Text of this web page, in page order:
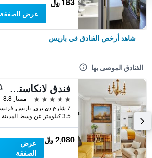
عرض الصفقة
شاهد أرخص الفنادق في باريس
الفنادق الموصى بها
فندق لانكاستر باريس شانزليزيه
5 نجوم
ممتاز 8.8
7 شارع دي بري, باريس, فرنسا
3.5 كيلومتر عن وسط المدينة
2,080 ﷼
عرض
الصفقة